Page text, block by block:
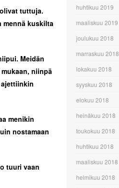
tuttuja.
mennä kuskilta
Meidän
niinpä
menikin
nostamaan
tuuri vaan
huhtikuu 2019
maaliskuu 2019
joulukuu 2018
marraskuu 2018
lokakuu 2018
syyskuu 2018
elokuu 2018
heinäkuu 2018
toukokuu 2018
huhtikuu 2018
maaliskuu 2018
helmikuu 2018